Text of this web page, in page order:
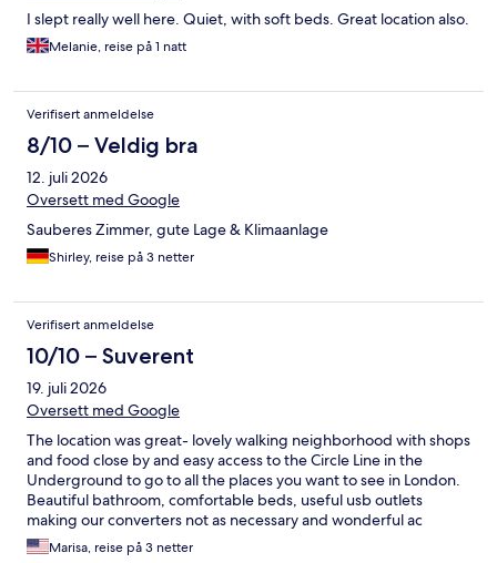
I slept really well here. Quiet, with soft beds. Great location also.
Melanie, reise på 1 natt
Verifisert anmeldelse
8/10 – Veldig bra
12. juli 2026
Oversett med Google
Sauberes Zimmer, gute Lage & Klimaanlage
Shirley, reise på 3 netter
Verifisert anmeldelse
10/10 – Suverent
19. juli 2026
Oversett med Google
The location was great- lovely walking neighborhood with shops
and food close by and easy access to the Circle Line in the
Underground to go to all the places you want to see in London.
Beautiful bathroom, comfortable beds, useful usb outlets
making our converters not as necessary and wonderful ac
during the heat wave. We definitely want to come back for
Marisa, reise på 3 netter